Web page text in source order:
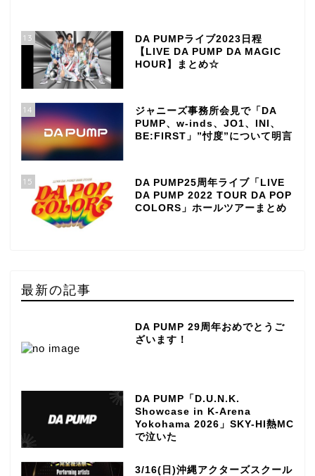
13
DA PUMPライブ2023日程
【LIVE DA PUMP DA MAGIC
HOUR】まとめ☆
14
ジャニーズ事務所会見で「DA
PUMP、w-inds、JO1、INI、
BE:FIRST」”忖度”について明言
15
DA PUMP25周年ライブ「LIVE
DA PUMP 2022 TOUR DA POP
COLORS」ホールツアーまとめ
最新の記事
DA PUMP 29周年おめでとうご
ざいます！
DA PUMP「D.U.N.K.
Showcase in K-Arena
Yokohama 2026」SKY-HI熱MC
で泣いた
3/16(日)沖縄アクターズスクール